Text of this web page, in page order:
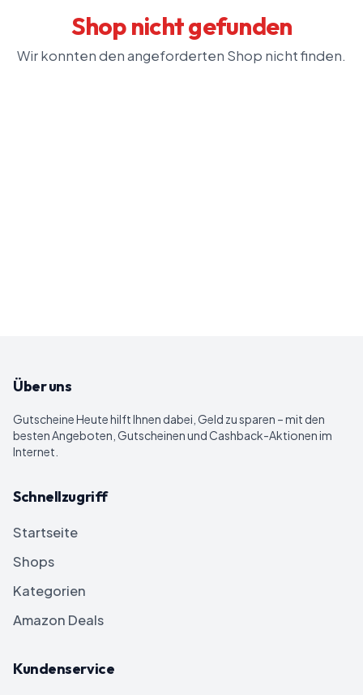
Shop nicht gefunden
Wir konnten den angeforderten Shop nicht finden.
Über uns
Gutscheine Heutehilft Ihnen dabei, Geld zu sparen – mit den
besten Angeboten, Gutscheinen und Cashback-Aktionen im
Internet.
Schnellzugriff
Startseite
Shops
Kategorien
Amazon Deals
Kundenservice